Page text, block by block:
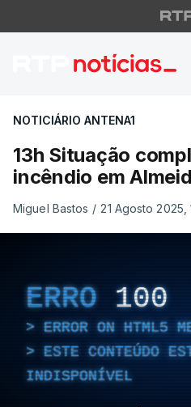
13h
NOTICIÁRIO ANTENA1
13h Situação
incêndio em
Miguel Bastos / 21 Agosto 2025,
ERRO 100
ERROR ON HTML5
ESTE CONTEÚDO
INDISPONÍVEL